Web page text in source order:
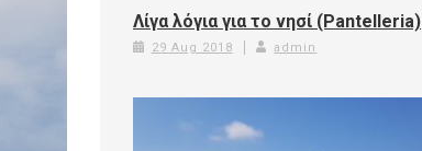
Λίγα λόγια για το νησί (Pantelleria)
29 Aug 2018 admin